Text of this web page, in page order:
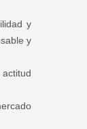
y
y